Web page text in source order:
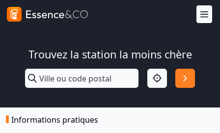
Trouvez la station la moins chère
Informations pratiques